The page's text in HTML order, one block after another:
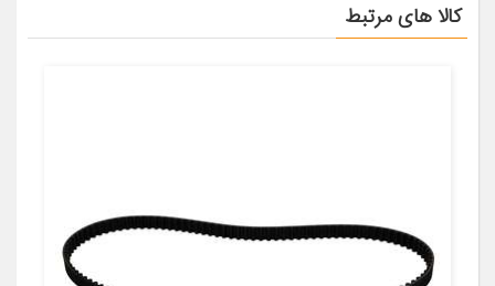
کالا های مرتبط